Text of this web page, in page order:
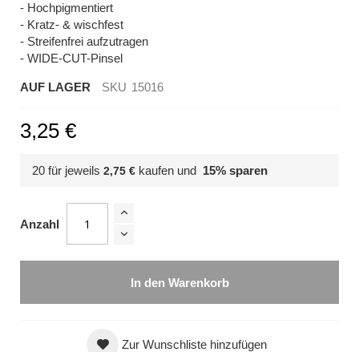
- Hochpigmentiert
- Kratz- & wischfest
- Streifenfrei aufzutragen
- WIDE-CUT-Pinsel
AUF LAGER SKU 15016
3,25 €
20 für jeweils 2,75 € kaufen und 15% sparen
Anzahl
In den Warenkorb
Zur Wunschliste hinzufügen